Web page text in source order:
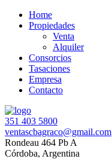
Home
Propiedades
Venta
Alquiler
Consorcios
Tasaciones
Empresa
Contacto
351 403 5800
ventascbagraco@gmail.com
Rondeau 464 Pb A
Córdoba, Argentina